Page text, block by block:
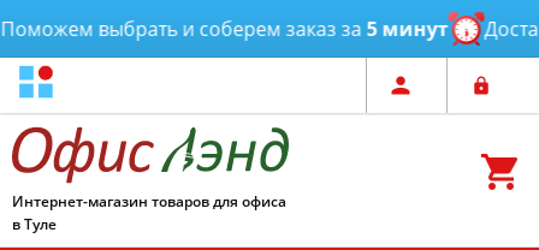
выбрать и соберем заказ за5 минут
Интернет-магазин товаров для офиса
в Туле